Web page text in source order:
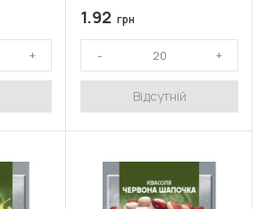
1.92 грн
Відсутній